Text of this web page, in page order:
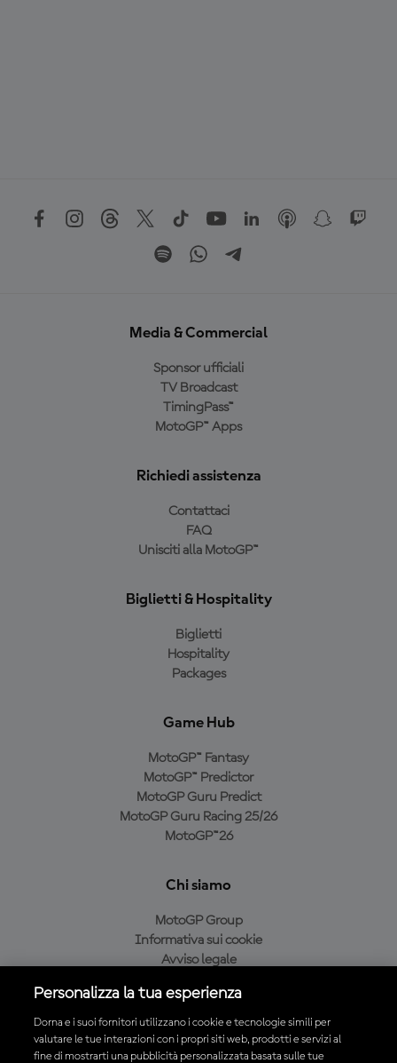
Media & Commercial
Sponsor ufficiali
TV Broadcast
TimingPass™
MotoGP™ Apps
Richiedi assistenza
Contattaci
FAQ
Unisciti alla MotoGP™
Biglietti & Hospitality
Biglietti
Hospitality
Packages
Game Hub
MotoGP™ Fantasy
MotoGP™ Predictor
MotoGP Guru Predict
MotoGP Guru Racing 25/26
MotoGP™26
Chi siamo
MotoGP Group
Informativa sui cookie
Avviso legale
Condizioni di acquisto
Personalizza la tua esperienza
Dorna e i suoi fornitori utilizzano i cookie e tecnologie simili per
valutare le tue interazioni con i propri siti web, prodotti e servizi al
fine di mostrarti una pubblicità personalizzata basata sulle tue